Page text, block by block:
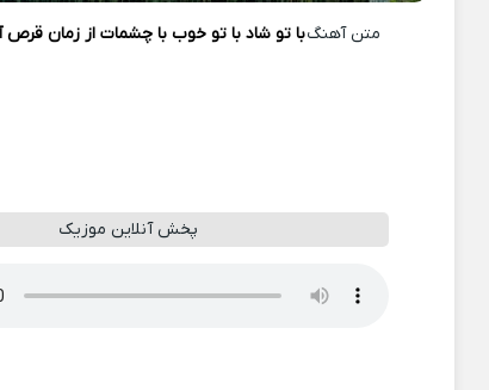
متن آهنگبا تو شاد با تو خوب با چشمات از زمان
پخش آنلاین موزیک